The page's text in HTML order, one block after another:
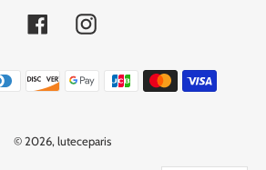
FacebookInstagram
Moyens
de
© 2026, luteceparis